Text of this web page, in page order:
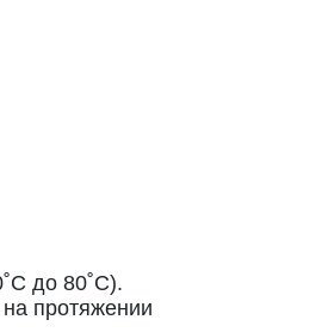
до 80˚C).
протяжении